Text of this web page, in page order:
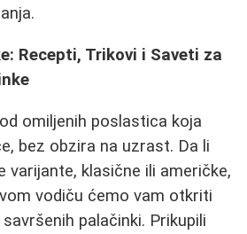
Recepti, Trikovi i Saveti za
omiljenih poslastica koja
bez obzira na uzrast. Da li
varijante, klasične ili američke,
vodiču ćemo vam otkriti
palačinki. Prikupili